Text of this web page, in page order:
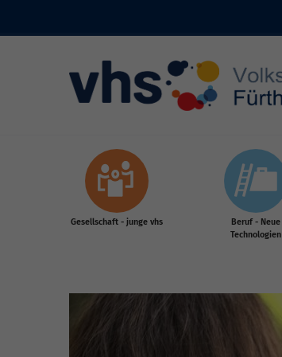
Gesellschaft - junge vhs
Beruf - Neue
Technologien